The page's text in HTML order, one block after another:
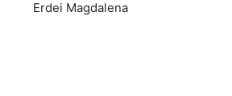
Erdei Magdalena